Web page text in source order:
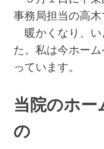
事務局担当の高木
暖かくなり、い
た。私は今ホー
っています。
当院のホー
の